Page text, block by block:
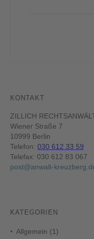
KONTAKT
ZILLICH
Wiener Straße 7
10999 Berlin
Telefon: 030 612 33 59
Telefax: 030 612 83 067
post@anwalt-
KATEGORIEN
Allgemein (1)